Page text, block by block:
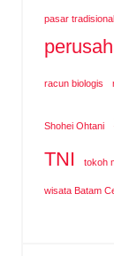
pasar
racun biologis
Shohei Ohtani
TNI tokoh
wisata Batam